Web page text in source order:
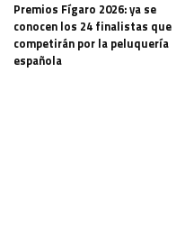
Premios Fígaro 2026: ya se
conocen los 24 finalistas que
competirán por la peluquería
española